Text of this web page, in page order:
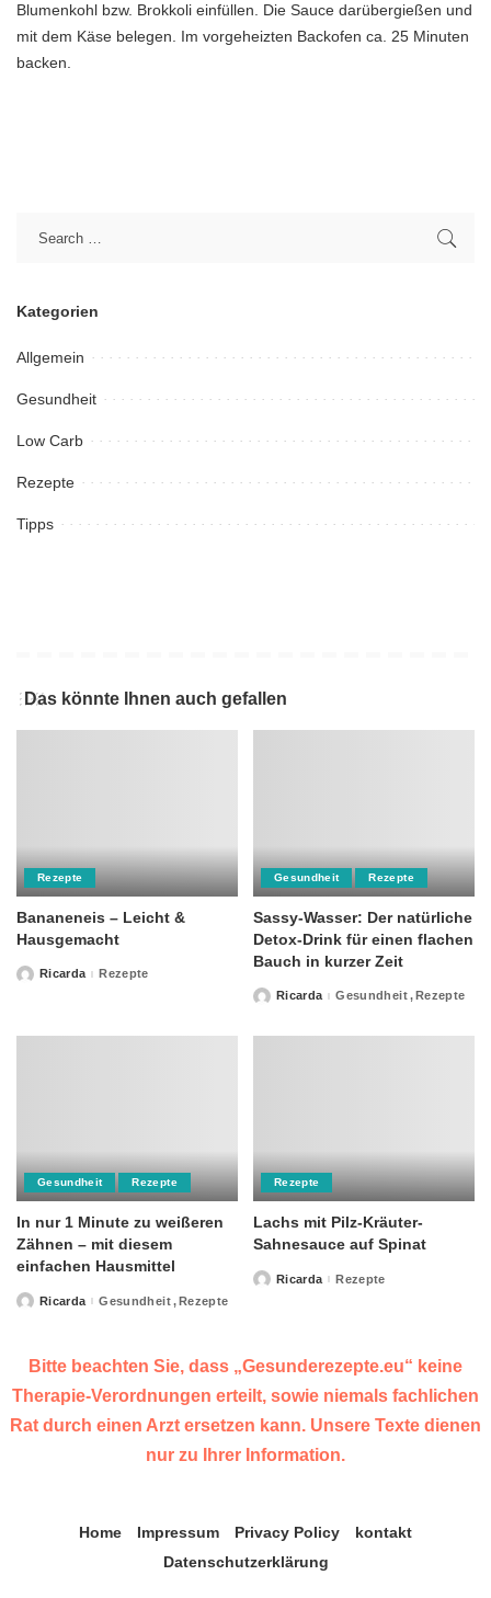
Blumenkohl bzw. Brokkoli einfüllen. Die Sauce darübergießen und
mit dem Käse belegen. Im vorgeheizten Backofen ca. 25 Minuten
backen.
Kategorien
Allgemein
Gesundheit
Low Carb
Rezepte
Tipps
Das könnte Ihnen auch gefallen
Rezepte
Bananeneis – Leicht &
Hausgemacht
PostedRicarda Rezepte
Gesundheit Rezepte
Sassy-Wasser: Der natürliche
Detox-Drink für einen flachen
Bauch in kurzer Zeit
PostedRicarda Gesundheit Rezepte
Gesundheit Rezepte
In nur 1 Minute zu weißeren
Zähnen – mit diesem
einfachen Hausmittel
PostedRicarda Gesundheit Rezepte
Rezepte
Lachs mit Pilz-Kräuter-
Sahnesauce auf Spinat
PostedRicarda Rezepte
Bitte beachten Sie, dass „Gesunderezepte.eu“ keine
Therapie-Verordnungen erteilt, sowie niemals fachlichen
Rat durch einen Arzt ersetzen kann. Unsere Texte dienen
nur zu Ihrer Information.
Home Impressum Privacy Policy
kontakt
Datenschutzerklärung